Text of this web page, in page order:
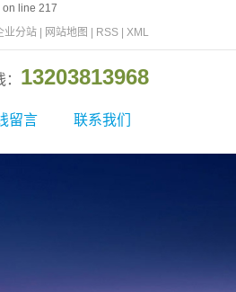
line 217
业分站 网站地图 RSS XML
13203813968
留言 联系我们